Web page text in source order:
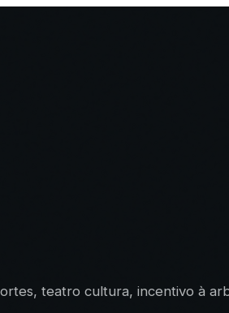
teatro cultura, incentivo à